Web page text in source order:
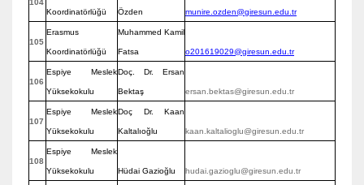
104
Koordinatörlüğü
Özden munire.ozden@giresun.edu.tr
105
Erasmus
Koordinatörlüğü
Muhammed Kamil
Fatsa o201619029@giresun.edu.tr
106
Espiye Meslek
Yüksekokulu
Doç. Dr. Ersan
Bektaş ersan.bektas@giresun.edu.tr
107
Espiye Meslek
Yüksekokulu
Doç Dr. Kaan
Kaltalıoğlu kaan.kaltalioglu@giresun.edu.tr
108
Espiye Meslek
Yüksekokulu Hüdai Gazioğlu hudai.gazioglu@giresun.edu.tr